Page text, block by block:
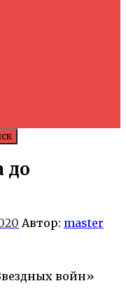
до
Автор: master
войн»